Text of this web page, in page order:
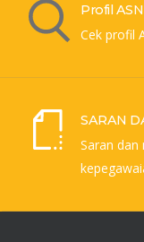
Profil ASN
Cek profil
SARAN
Saran dan